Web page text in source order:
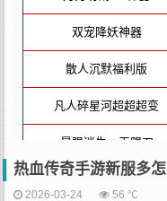
热血传奇手游新服多
2026-03-24 56 ℃